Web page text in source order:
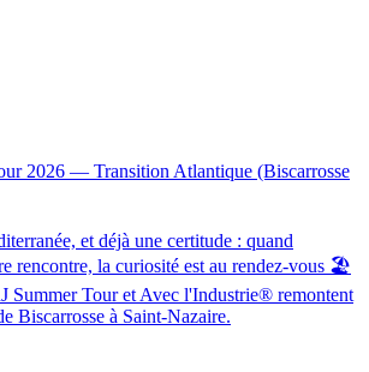
2026 — Transition Atlantique (Biscarrosse
et déjà une certitude : quand
rencontre, la curiosité est au rendez-vous 🏖️
Summer Tour et Avec l'Industrie® remontent
Biscarrosse à Saint-Nazaire.